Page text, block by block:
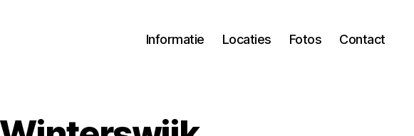
Informatie Locaties Fotos Contact